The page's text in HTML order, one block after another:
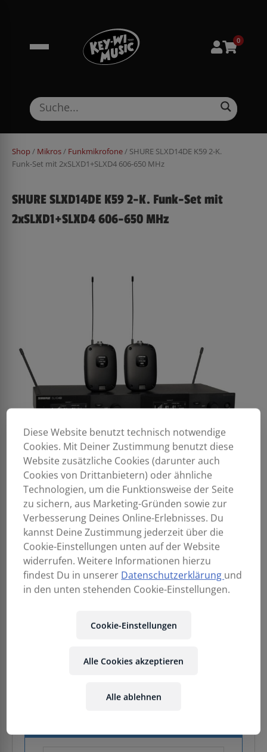
0
Shop/ Mikros/ Funkmikrofone/ SHURE SLXD14DE K59 2-K.
Funk-Set mit 2xSLXD1+SLXD4 606-650 MHz
SHURE SLXD14DE K59 2-K. Funk-Set mit
2xSLXD1+SLXD4 606-650 MHz
Nicht vorrätig
Diese Website benutzt technisch notwendige
Cookies. Mit Deiner Zustimmung benutzt diese
Website zusätzliche Cookies (darunter auch
Cookies von Drittanbietern) oder ähnliche
Technologien, um die Funktionsweise der Seite
zu sichern, aus Marketing-Gründen sowie zur
Verbesserung Deines Online-Erlebnisses. Du
kannst Deine Zustimmung jederzeit über die
Cookie-Einstellungen unten auf der Website
widerrufen. Weitere Informationen hierzu
findest Du in unserer Datenschutzerklärung und
in den unten stehenden Cookie-Einstellungen.
Cookie-Einstellungen
Alle ablehnen
Alle Cookies akzeptieren